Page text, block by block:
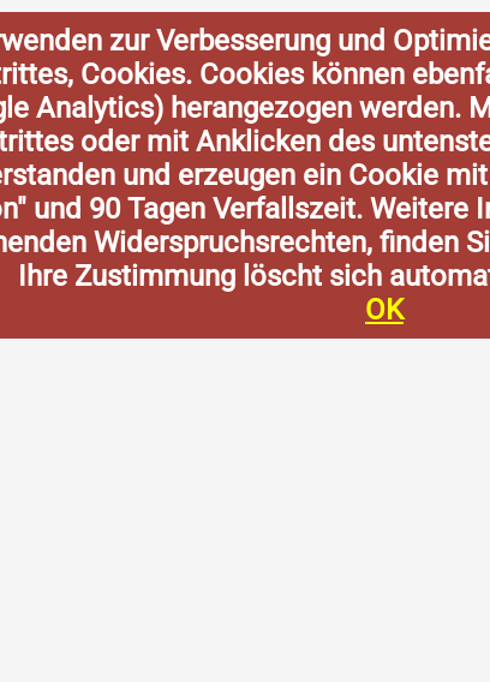
zur Verbesserung und
Cookies. Cookies können
Analytics) herangezogen werden.
oder mit Anklicken des
und erzeugen ein Cookie
und 90 Tagen Verfallszeit. Weitere
Widerspruchsrechten, finden
Ihre Zustimmung löscht sich
OK